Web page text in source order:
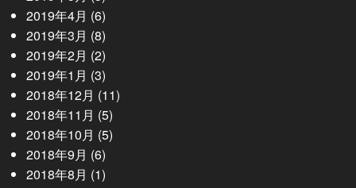
2019年4月 (6)
2019年3月 (8)
2019年2月 (2)
2019年1月 (3)
2018年12月 (11)
2018年11月 (5)
2018年10月 (5)
2018年9月 (6)
2018年8月 (1)